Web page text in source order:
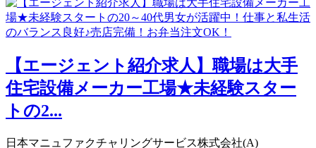
【エージェント紹介求人】職場は大手
住宅設備メーカー工場★未経験スター
トの2...
日本マニュファクチャリングサービス株式会社(A)